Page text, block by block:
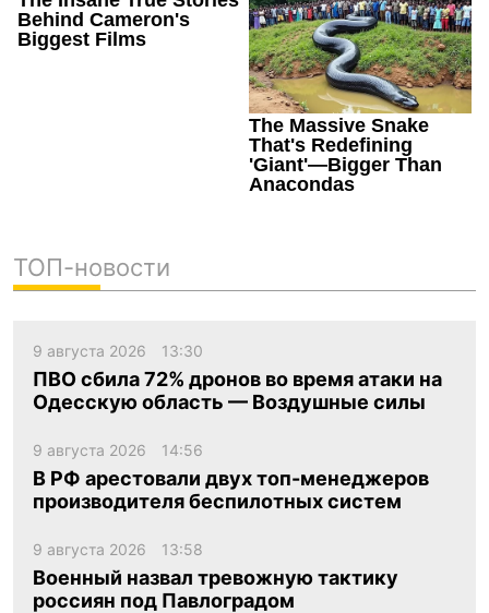
ТОП-новости
9 августа 2026 13:30
ПВО сбила 72% дронов во время атаки на
Одесскую область — Воздушные силы
9 августа 2026 14:56
В РФ арестовали двух топ-менеджеров
производителя беспилотных систем
9 августа 2026 13:58
Военный назвал тревожную тактику
россиян под Павлоградом